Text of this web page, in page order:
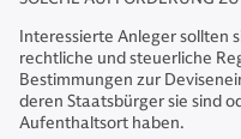
Interessierte Anleger sollten
rechtliche und steuerliche
Bestimmungen zur
deren Staatsbürger sie sind
Aufenthaltsort haben.